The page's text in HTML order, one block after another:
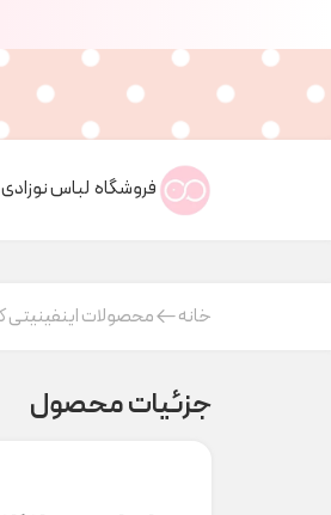
فروشگاه لباس نوزادی
خانه محصولات اینفینیتی
جزئیات محصول